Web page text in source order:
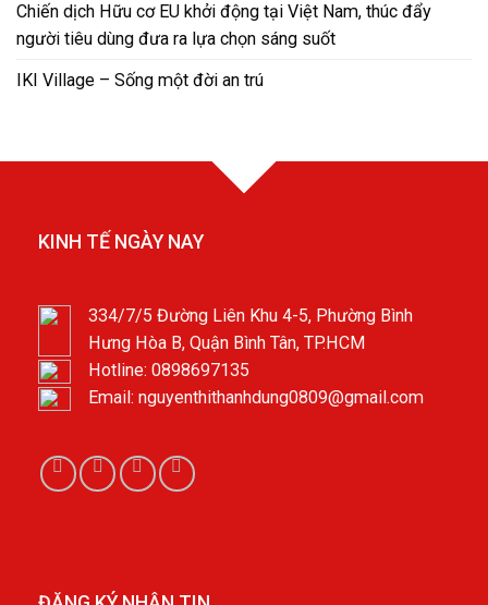
Chiến dịch Hữu cơ EU khởi động tại Việt Nam, thúc đẩy
người tiêu dùng đưa ra lựa chọn sáng suốt
IKI Village – Sống một đời an trú
KINH TẾ NGÀY NAY
334/7/5 Đường Liên Khu 4-5, Phường Bình
Hưng Hòa B, Quận Bình Tân, TP.HCM
Hotline: 0898697135
Email: nguyenthithanhdung0809@gmail.com